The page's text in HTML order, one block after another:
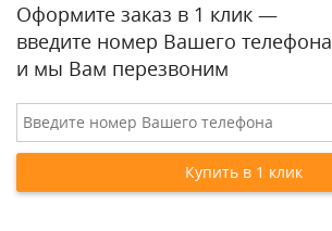
Оформите заказ в 1 клик —
введите номер Вашего телефона
и мы Вам перезвоним